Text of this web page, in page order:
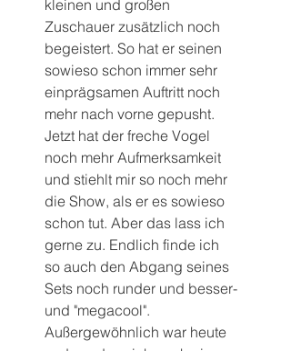
kleinen und großen
Zuschauer zusätzlich noch
begeistert. So hat er seinen
sowieso schon immer sehr
einprägsamen Auftritt noch
mehr nach vorne gepusht.
Jetzt hat der freche Vogel
noch mehr Aufmerksamkeit
und stiehlt mir so noch mehr
die Show, als er es sowieso
schon tut. Aber das lass ich
gerne zu. Endlich finde ich
so auch den Abgang seines
Sets noch runder und besser-
und "megacool".
Außergewöhnlich war heute